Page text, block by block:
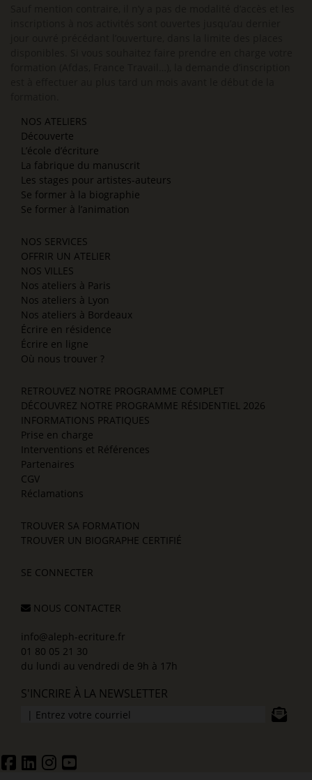
NOS ATELIERS
Découverte
L’école d’écriture
La fabrique du manuscrit
Les stages pour artistes-auteurs
Se former à la biographie
Se former à l’animation
NOS SERVICES
OFFRIR UN ATELIER
NOS VILLES
Nos ateliers à Paris
Nos ateliers à Lyon
Nos ateliers à Bordeaux
Écrire en résidence
Écrire en ligne
Où nous trouver ?
RETROUVEZ NOTRE PROGRAMME COMPLET
DÉCOUVREZ NOTRE PROGRAMME RÉSIDENTIEL 2026
INFORMATIONS PRATIQUES
Prise en charge
Interventions et Références
Partenaires
CGV
Réclamations
TROUVER SA FORMATION
TROUVER UN BIOGRAPHE CERTIFIÉ
SE CONNECTER
NOUS CONTACTER
info@aleph-ecriture.fr
01 80 05 21 30
du lundi au vendredi de 9h à 17h
S'INCRIRE À LA NEWSLETTER